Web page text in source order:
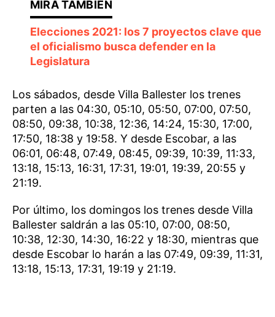
Elecciones 2021: los 7 proyectos clave que
el oficialismo busca defender en la
Legislatura
Los sábados, desde Villa Ballester los trenes
parten a las 04:30, 05:10, 05:50, 07:00, 07:50,
08:50, 09:38, 10:38, 12:36, 14:24, 15:30, 17:00,
17:50, 18:38 y 19:58. Y desde Escobar, a las
06:01, 06:48, 07:49, 08:45, 09:39, 10:39, 11:33,
13:18, 15:13, 16:31, 17:31, 19:01, 19:39, 20:55 y
21:19.
Por último, los domingos los trenes desde Villa
Ballester saldrán a las 05:10, 07:00, 08:50,
10:38, 12:30, 14:30, 16:22 y 18:30, mientras que
desde Escobar lo harán a las 07:49, 09:39, 11:31,
13:18, 15:13, 17:31, 19:19 y 21:19.